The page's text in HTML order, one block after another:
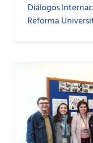
Diálogos
Reforma